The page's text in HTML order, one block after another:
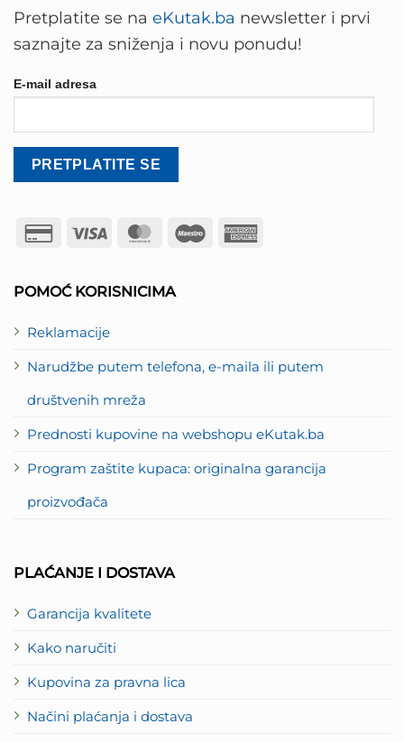
POMOĆ KORISNICIMA
Reklamacije
Narudžbe putem telefona, e-maila ili putem
društvenih mreža
Prednosti kupovine na webshopu eKutak.ba
Program zaštite kupaca: originalna garancija
proizvođača
PLAĆANJE I DOSTAVA
Garancija kvalitete
Kako naručiti
Kupovina za pravna lica
Načini plaćanja i dostava
Pretplatite se na eKutak.ba newsletter i prvi
saznajte za sniženja i novu ponudu!
E-mail adresa
Credit
Visa MasterCard
Maestro